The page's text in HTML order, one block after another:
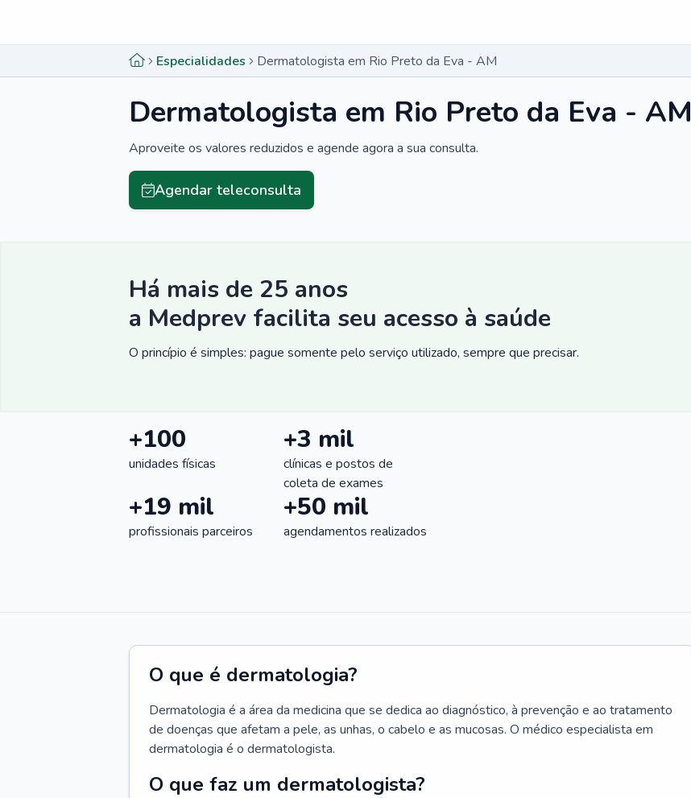
Especialidades Dermatologista em Rio Preto da Eva - AM
Dermatologista em Rio Preto da Eva - AM
Aproveite os valores reduzidos e agende agora a sua consulta.
Agendar teleconsulta
Há mais de 25 anos
a Medprev facilita seu acesso à saúde
O princípio é simples: pague somente pelo serviço utilizado, sempre que precisar.
+100
unidades físicas
+3 mil
clínicas e postos de
coleta de exames
+19 mil
profissionais parceiros
+50 mil
agendamentos realizados
O que é dermatologia?
Dermatologia é a área da medicina que se dedica ao diagnóstico, à prevenção e ao tratamento
de doenças que afetam a pele, as unhas, o cabelo e as mucosas. O médico especialista em
dermatologia é o dermatologista.
O que faz um dermatologista?